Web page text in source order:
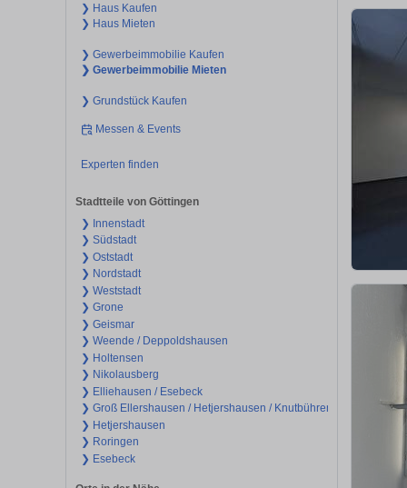
❯ Haus Kaufen
❯ Haus Mieten
❯ Gewerbeimmobilie Kaufen
❯ Gewerbeimmobilie Mieten
❯ Grundstück Kaufen
Messen & Events
Experten finden
Stadtteile von Göttingen
❯ Innenstadt
❯ Südstadt
❯ Oststadt
❯ Nordstadt
❯ Weststadt
❯ Grone
❯ Geismar
❯ Weende / Deppoldshausen
❯ Holtensen
❯ Nikolausberg
❯ Elliehausen / Esebeck
❯ Groß Ellershausen / Hetjershausen / Knutbühren
❯ Hetjershausen
❯ Roringen
❯ Esebeck